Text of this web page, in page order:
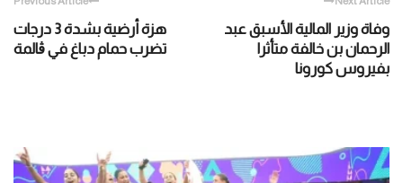
هزة أرضية بشدة 3 درجات
تضرب حمام دباغ في ڨالمة
وفاة وزير المالية الأسبق عبد
الرحمان بن خالفة متأثرا
بفيروس كورونا